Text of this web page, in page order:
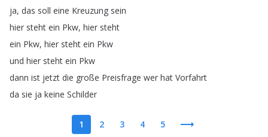
ja, das soll eine Kreuzung sein
hier steht ein Pkw, hier steht
ein Pkw, hier steht ein Pkw
und hier steht ein Pkw
dann ist jetzt die große Preisfrage wer hat Vorfahrt
da sie ja keine Schilder
1 2 3 4 5